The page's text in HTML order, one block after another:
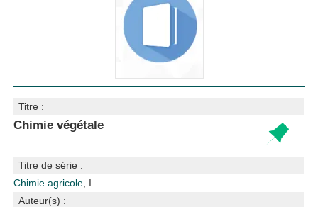
Titre :
Chimie végétale
Titre de série :
Chimie agricole , I
Auteur(s) :